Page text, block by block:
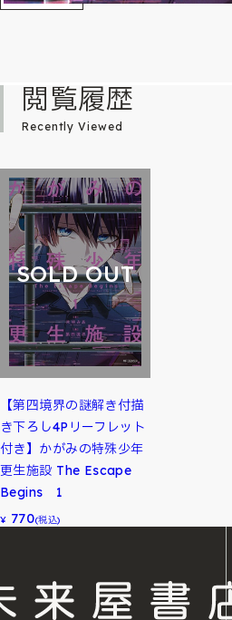
閲覧履歴
Recently Viewed
SOLD OUT
【第四境界の謎解き付描
き下ろし4Pリーフレット
付き】かがみの特殊少年
更生施設 The Escape
Begins 1
¥ 770(税込)